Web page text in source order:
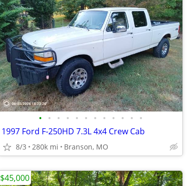
• • • • • • • • • • • •
1997 Ford F-250HD 7.3L 4x4 Crew Cab
8/3 280k mi Branson, MO
$45,000